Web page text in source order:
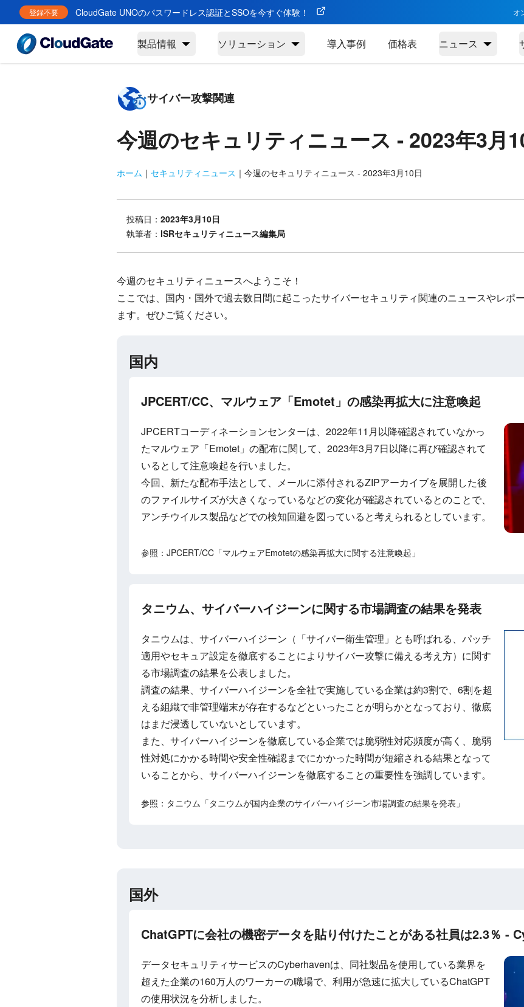
登録不要 CloudGate UNOのパスワードレス認証とSSOを今すぐ体験！ オ
製品情報 ソリューション 導入事例 価格表 ニュース
サイバー攻撃関連
今週のセキュリティニュース - 2023年3月
ホーム ｜ セキュリティニュース ｜ 今週のセキュリティニュース - 2023年3月10日
投稿日： 2023年3月10日
執筆者： ISRセキュリティニュース編集局
今週のセキュリティニュースへようこそ！
ここでは、国内・国外で過去数日間に起こったサイバーセキュリティ関連のニュースやレポ
ます。ぜひご覧ください。
国内
JPCERT/CC、マルウェア「Emotet」の感染再拡大に注意喚起
JPCERTコーディネーションセンターは、2022年11月以降確認されていなかっ
たマルウェア「Emotet」の配布に関して、2023年3月7日以降に再び確認されて
いるとして注意喚起を行いました。
今回、新たな配布手法として、メールに添付されるZIPアーカイブを展開した後
のファイルサイズが大きくなっているなどの変化が確認されているとのことで、
アンチウイルス製品などでの検知回避を図っていると考えられるとしています。
参照：JPCERT/CC「マルウェアEmotetの感染再拡大に関する注意喚起」
タニウム、サイバーハイジーンに関する市場調査の結果を発表
タニウムは、サイバーハイジーン（「サイバー衛生管理」とも呼ばれる、パッチ
適用やセキュア設定を徹底することによりサイバー攻撃に備える考え方）に関す
る市場調査の結果を公表しました。
調査の結果、サイバーハイジーンを全社で実施している企業は約3割で、6割を超
える組織で非管理端末が存在するなどといったことが明らかとなっており、徹底
はまだ浸透していないとしています。
また、サイバーハイジーンを徹底している企業では脆弱性対応頻度が高く、脆弱
性対処にかかる時間や安全性確認までにかかった時間が短縮される結果となって
いることから、サイバーハイジーンを徹底することの重要性を強調しています。
参照：タニウム「タニウムが国内企業のサイバーハイジーン市場調査の結果を発表」
国外
ChatGPTに会社の機密データを貼り付けたことがある社員は2.3％ -
データセキュリティサービスのCyberhavenは、同社製品を使用している業界を
超えた企業の160万人のワーカーの職場で、利用が急速に拡大しているChatGPT
の使用状況を分析しました。